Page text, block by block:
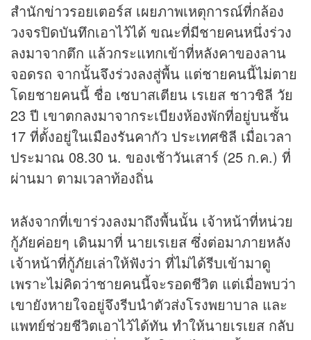
สำนักข่าวรอยเตอร์ส เผยภาพเหตุการณ์ที่กล้อง
วงจรปิดบันทึกเอาไว้ได้ ขณะที่มีชายคนหนึ่งร่วง
ลงมาจากตึก แล้วกระแทกเข้าที่หลังคาของลาน
จอดรถ จากนั้นจึงร่วงลงสู่พื้น แต่ชายคนนี้ไม่ตาย
โดยชายคนนี้ ชื่อ เซบาสเตียน เรเยส ชาวชิลี วัย
23 ปี เขาตกลงมาจากระเบียงห้องพักที่อยู่บนชั้น
17 ที่ตั้งอยู่ในเมืองรันคากัว ประเทศชิลี เมื่อเวลา
ประมาณ 08.30 น. ของเช้าวันเสาร์ (25 ก.ค.) ที่
ผ่านมา ตามเวลาท้องถิ่น
หลังจากที่เขาร่วงลงมาถึงพื้นนั้น เจ้าหน้าที่หน่วย
กู้ภัยค่อยๆ เดินมาที่ นายเรเยส ซึ่งต่อมาภายหลัง
เจ้าหน้าที่กู้ภัยเล่าให้ฟังว่า ที่ไม่ได้รีบเข้ามาดู
เพราะไม่คิดว่าชายคนนี้จะรอดชีวิต แต่เมื่อพบว่า
เขายังหายใจอยู่จึงรีบนำตัวส่งโรงพยาบาล และ
แพทย์ช่วยชีวิตเอาไว้ได้ทัน ทำให้นายเรเยส กลับ